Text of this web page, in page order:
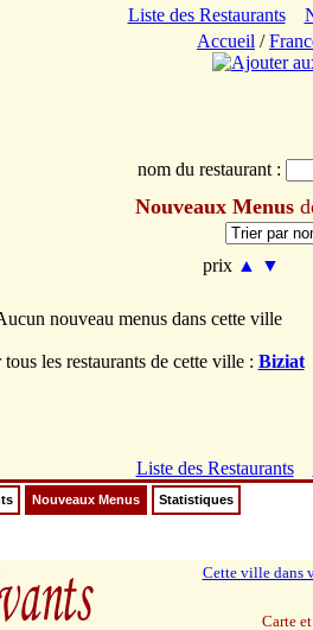
Liste des Restaurants
Accueil /
nom du restaurant :
Nouveaux Menus
prix ▲ ▼
nouveau menus dans cette ville
les restaurants de cette ville : Biziat
Liste des Restaurants
Nouveaux Menus Statistiques
Cette ville dans
Carte